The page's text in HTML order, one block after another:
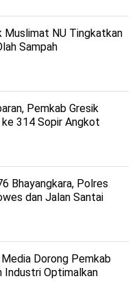
Muslimat NU Tingkatkan
Sampah
Pemkab Gresik
314 Sopir Angkot
Bhayangkara, Polres
dan Jalan Santai
Dorong Pemkab
Industri Optimalkan